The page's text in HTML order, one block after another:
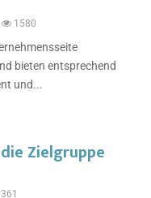
1580
bieten entsprechend
und...
Zielgruppe